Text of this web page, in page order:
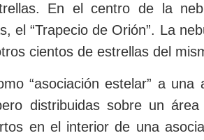
En el centro de la
el “Trapecio de Orión”. La
cientos de estrellas del
“asociación estelar” a
distribuidas sobre un
en el interior de una